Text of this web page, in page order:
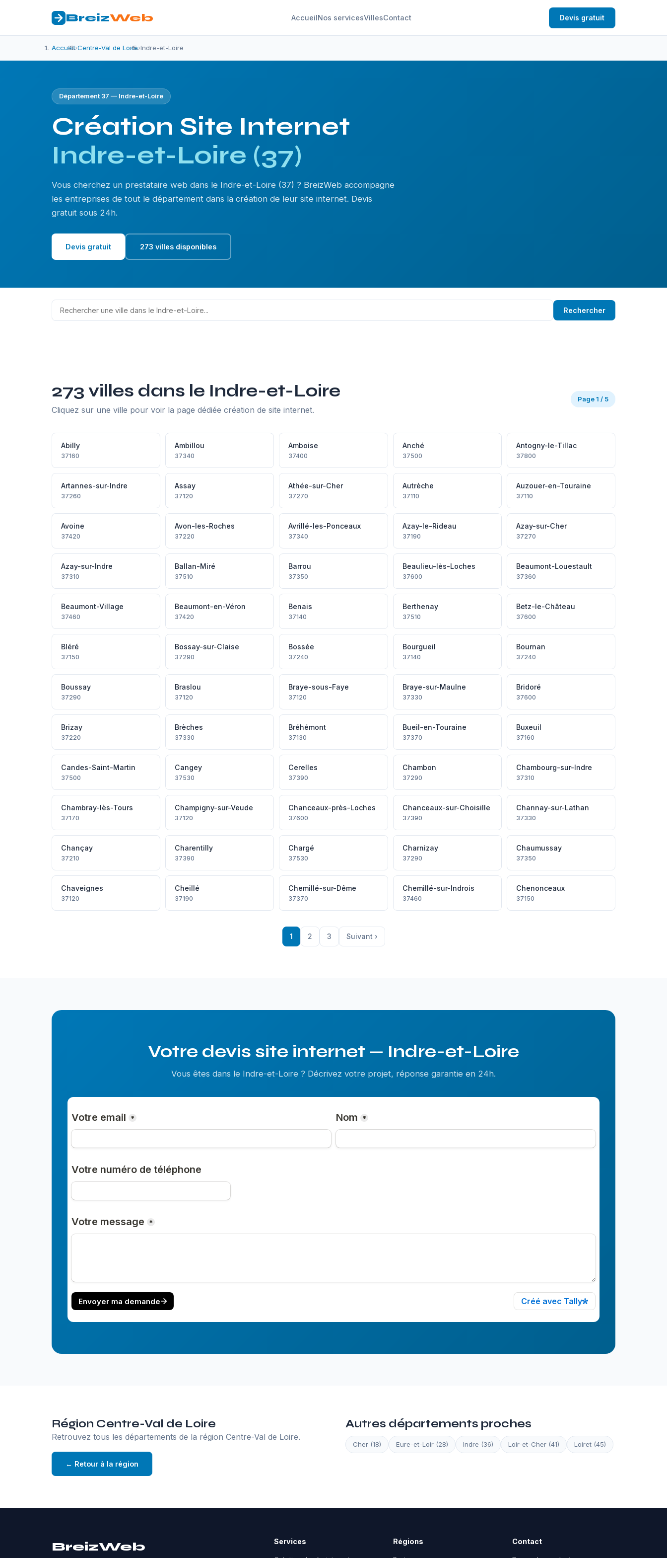
BreizWeb AccueilNos servicesVillesContact Devis gratuit
Accueil›Centre-Val de Loire›Indre-et-Loire
Département 37 — Indre-et-Loire
Création Site Internet
Indre-et-Loire (37)
Vous cherchez un prestataire web dans le Indre-et-Loire (37) ? BreizWeb accompagne
les entreprises de tout le département dans la création de leur site internet. Devis
gratuit sous 24h.
Devis gratuit 273 villes disponibles
Rechercher
273 villes dans le Indre-et-Loire
Cliquez sur une ville pour voir la page dédiée création de site internet.
Page 1 / 5
Abilly
37160
Ambillou
37340
Amboise
37400
Anché
37500
Antogny-le-Tillac
37800
Artannes-sur-Indre
37260
Assay
37120
Athée-sur-Cher
37270
Autrèche
37110
Auzouer-en-Touraine
37110
Avoine
37420
Avon-les-Roches
37220
Avrillé-les-Ponceaux
37340
Azay-le-Rideau
37190
Azay-sur-Cher
37270
Azay-sur-Indre
37310
Ballan-Miré
37510
Barrou
37350
Beaulieu-lès-Loches
37600
Beaumont-Louestault
37360
Beaumont-Village
37460
Beaumont-en-Véron
37420
Benais
37140
Berthenay
37510
Betz-le-Château
37600
Bléré
37150
Bossay-sur-Claise
37290
Bossée
37240
Bourgueil
37140
Bournan
37240
Boussay
37290
Braslou
37120
Braye-sous-Faye
37120
Braye-sur-Maulne
37330
Bridoré
37600
Brizay
37220
Brèches
37330
Bréhémont
37130
Bueil-en-Touraine
37370
Buxeuil
37160
Candes-Saint-Martin
37500
Cangey
37530
Cerelles
37390
Chambon
37290
Chambourg-sur-Indre
37310
Chambray-lès-Tours
37170
Champigny-sur-Veude
37120
Chanceaux-près-Loches
37600
Chanceaux-sur-Choisille
37390
Channay-sur-Lathan
37330
Chançay
37210
Charentilly
37390
Chargé
37530
Charnizay
37290
Chaumussay
37350
Chaveignes
37120
Cheillé
37190
Chemillé-sur-Dême
37370
Chemillé-sur-Indrois
37460
Chenonceaux
37150
1 2 3 Suivant ›
Votre devis site internet — Indre-et-Loire
Vous êtes dans le Indre-et-Loire ? Décrivez votre projet, réponse garantie en 24h.
Région Centre-Val de Loire
Retrouvez tous les départements de la région Centre-Val de Loire.
← Retour à la région
Autres départements proches
Cher (18) Eure-et-Loir (28) Indre (36) Loir-et-Cher (41) Loiret (45)
BreizWeb Services Régions Contact